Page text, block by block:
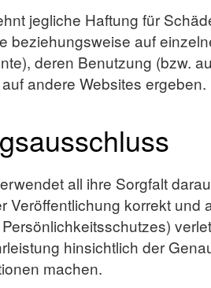
jegliche Haftung für
beziehungsweise auf
deren Benutzung (bzw.
andere Websites ergeben.
all ihre Sorgfalt
Veröffentlichung korrekt und
hinsichtlich der
machen.